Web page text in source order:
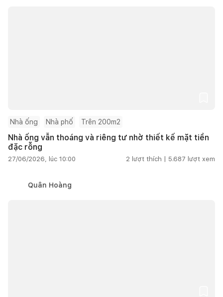
Nhà ống Nhà phố Trên 200m2
Nhà ống vẫn thoáng và riêng tư nhờ thiết kế mặt tiền
đặc rỗng
27/06/2026, lúc 10:00 2 lượt thích | 5.687 lượt xem
Quân Hoàng